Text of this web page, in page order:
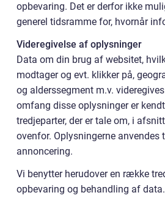
opbevaring. Det er derfor ikke
generel tidsramme for, hvornår
Videregivelse af oplysninger
Data om din brug af websitet,
modtager og evt. klikker på,
og alderssegment m.v.
omfang disse oplysninger er
tredjeparter, der er tale om, i
ovenfor. Oplysningerne
annoncering.
Vi benytter herudover en række
opbevaring og behandling af